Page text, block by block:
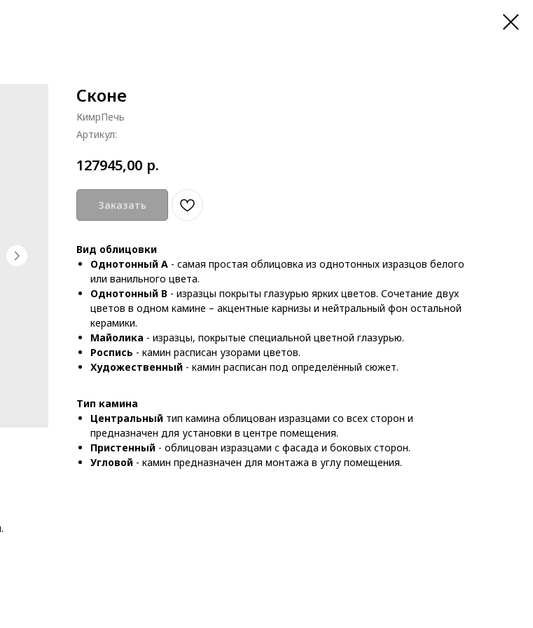
Сконе
КимрПечь
Артикул:
127945,00 р.
Заказать
Вид облицовки
Однотонный А - самая простая облицовка из однотонных изразцов белого
или ванильного цвета.
Однотонный В - изразцы покрыты глазурью ярких цветов. Сочетание двух
цветов в одном камине – акцентные карнизы и нейтральный фон остальной
керамики.
Майолика - изразцы, покрытые специальной цветной глазурью.
Роспись - камин расписан узорами цветов.
Художественный - камин расписан под определённый сюжет.
Тип камина
Центральный тип камина облицован изразцами со всех сторон и
предназначен для установки в центре помещения.
Пристенный - облицован изразцами с фасада и боковых сторон.
Угловой - камин предназначен для монтажа в углу помещения.